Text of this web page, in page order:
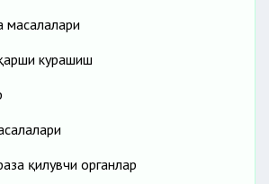
курашиш
қилувчи органлар